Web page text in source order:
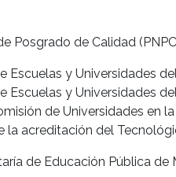
Posgrado de Calidad
Escuelas y Universidades
Escuelas y Universidades
de Universidades en
acreditación del
de Educación Pública de